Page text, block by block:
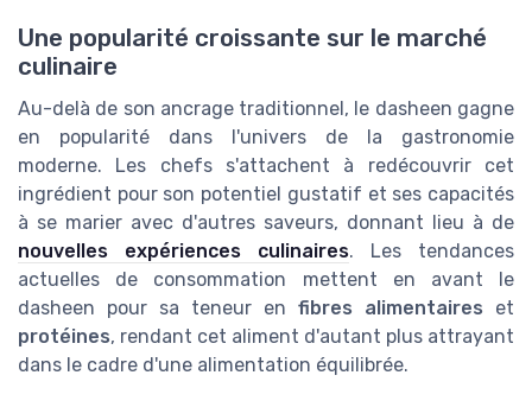
Une popularité croissante sur le marché
culinaire
Au-delà de son ancrage traditionnel, le dasheen gagne
en popularité dans l'univers de la gastronomie
moderne. Les chefs s'attachent à redécouvrir cet
ingrédient pour son potentiel gustatif et ses capacités
à se marier avec d'autres saveurs, donnant lieu à de
nouvelles expériences culinaires. Les tendances
actuelles de consommation mettent en avant le
dasheen pour sa teneur en fibres alimentaires et
protéines, rendant cet aliment d'autant plus attrayant
dans le cadre d'une alimentation équilibrée.